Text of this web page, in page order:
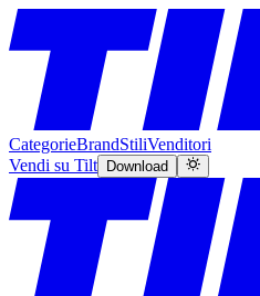
CategorieBrandStiliVenditori
Vendi su Tilt
Download